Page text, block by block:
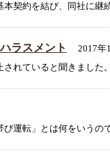
契約を結び、同社に継
ラスメント 2017年
れていると聞きました
運転」とは何をいうの